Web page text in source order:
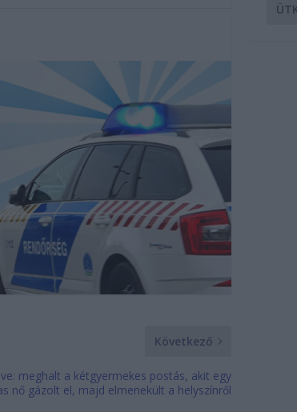
Következő
meghalt a kétgyermekes postás, akit egy
nő gázolt el, majd elmenekült a helyszínről